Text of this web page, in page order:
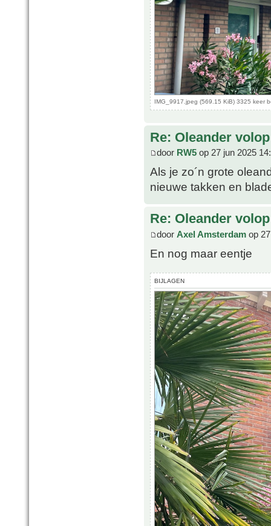
IMG_9917.jpeg (569.15 KiB) 3325 keer
Re: Oleander
door RW5 op 27 jun 2025
Als je zo´n grote
nieuwe takken en
Re: Oleander
door Axel Amsterdam op
En nog maar eentje
BIJLAGEN